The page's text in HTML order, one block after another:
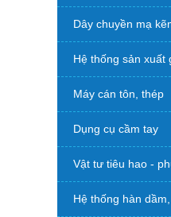
Dây chuyền mạ
Hệ thống sản xuất
Máy cán tôn, thép
Dụng cụ cầm tay
Vật tư tiêu hao -
Hệ thống hàn